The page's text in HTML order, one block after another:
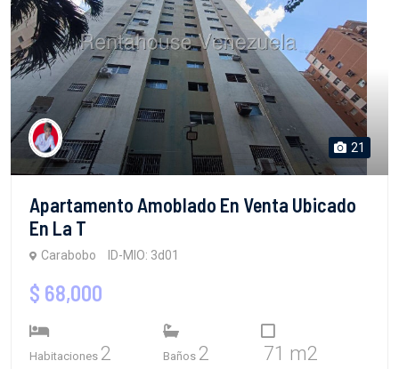
21
Apartamento Amoblado En Venta Ubicado
En La T
Carabobo ID-MIO: 3d01
$ 68,000
Habitaciones 2 Baños 2 71 m2